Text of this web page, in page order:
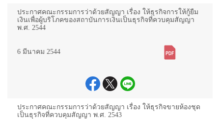
ประกาศคณะกรรมการว่าด้วยสัญญา เรื่อง ให้ธุรกิจการให้กู้ยืม
เงินเพื่อผู้บริโภคของสถาบันการเงินเป็นธุรกิจที่ควบคุมสัญญา
พ.ศ. 2544
6 มีนาคม 2544
ประกาศคณะกรรมการว่าด้วยสัญญา เรื่อง ให้ธุรกิจขายห้องชุด
เป็นธุรกิจที่ควบคุมสัญญา พ.ศ. 2543